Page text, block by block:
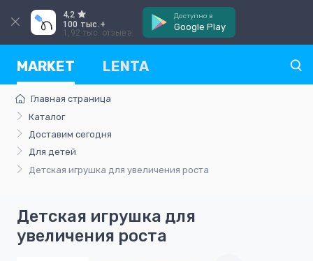
4,2
100 тыс.+
1,92 тыс. отзыва
Доступно в
Google Play
MARKET LENTA
Главная страница
Каталог
Доставим сегодня
Для детей
Детская игрушка для увеличения роста
Детская игрушка для
увеличения роста